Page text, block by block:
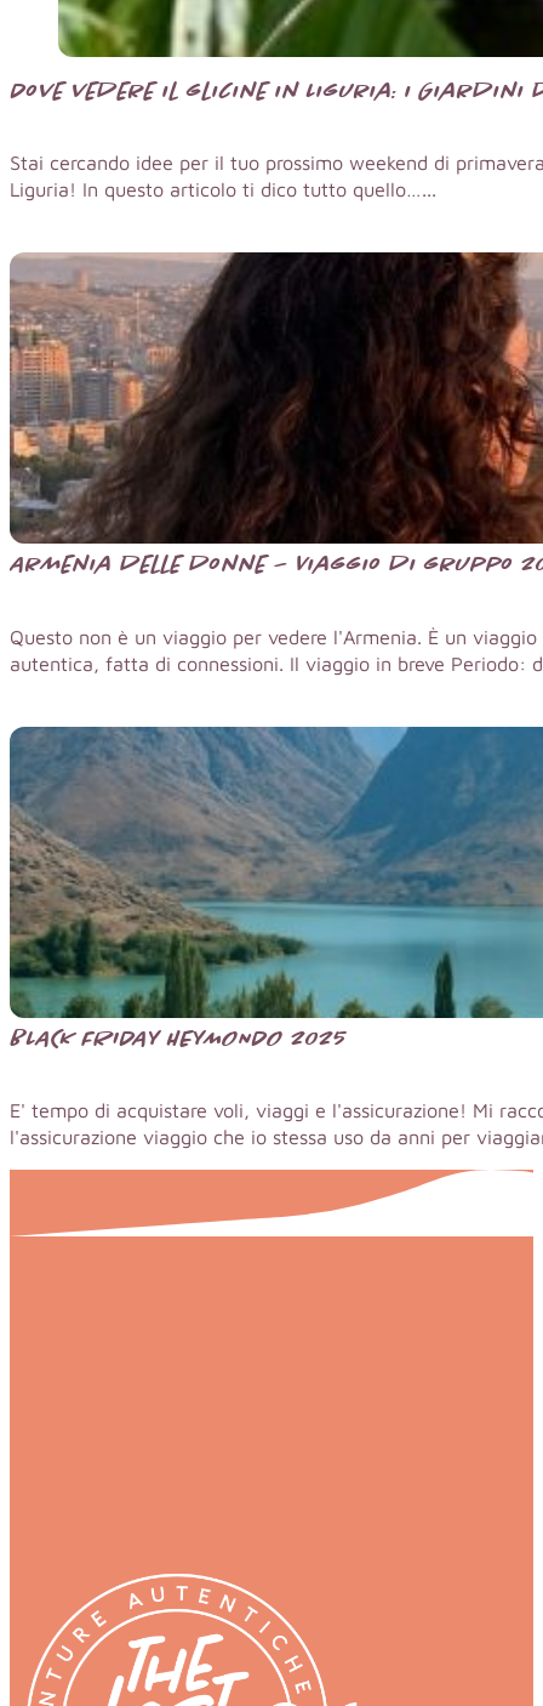
Dove vedere il glicine in Liguria: i
Stai cercando idee per il tuo prossimo weekend di
Liguria! In questo articolo ti dico tutto quello…...
Armenia delle donne – Viaggio di gruppo
Questo non è un viaggio per vedere l'Armenia. È un
autentica, fatta di connessioni. Il viaggio in breve Periodo:
BLACK FRIDAY HEYMONDO 2025
E' tempo di acquistare voli, viaggi e l'assicurazione! Mi
l'assicurazione viaggio che io stessa uso da anni per